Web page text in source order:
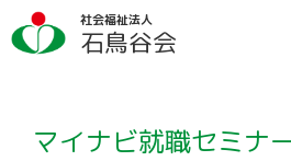
容
を
社会福祉法人
石鳥谷会
マイナビ就職セミナ
ア
ー
カ